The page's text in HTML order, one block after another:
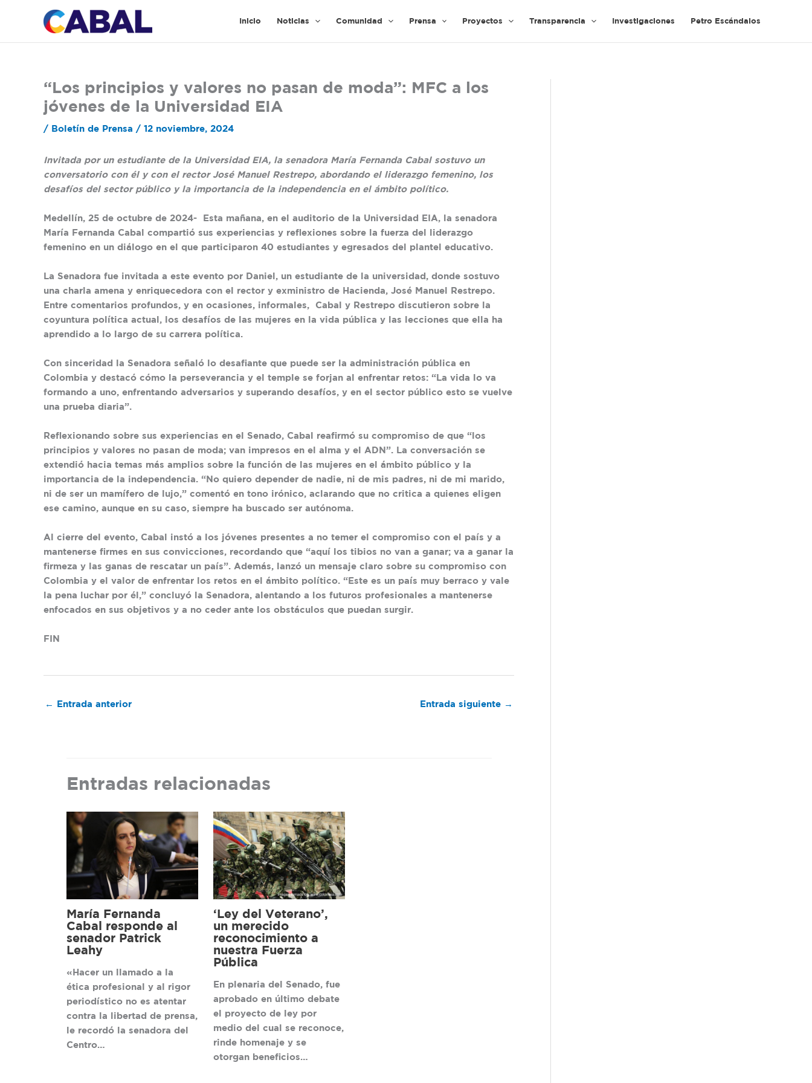
Inicio Noticias Comunidad Prensa Proyectos Transparencia Investigaciones Petro Escándalos
“Los principios y valores no pasan de moda”: MFC a los
jóvenes de la Universidad EIA
/ Boletín de Prensa / 12 noviembre, 2024
Invitada por un estudiante de la Universidad EIA, la senadora María Fernanda Cabal sostuvo un
conversatorio con él y con el rector José Manuel Restrepo, abordando el liderazgo femenino, los
desafíos del sector público y la importancia de la independencia en el ámbito político.
Medellín, 25 de octubre de 2024-
Esta mañana, en el auditorio de la Universidad EIA, la senadora
María Fernanda Cabal compartió sus experiencias y reflexiones sobre la fuerza del liderazgo
femenino en un diálogo en el que participaron 40 estudiantes y egresados del plantel educativo.
La Senadora fue invitada a este evento por Daniel, un estudiante de la universidad, donde sostuvo
una charla amena y enriquecedora con el rector y exministro de Hacienda, José Manuel Restrepo.
Entre comentarios profundos, y en ocasiones, informales, Cabal y Restrepo discutieron sobre la
coyuntura política actual, los desafíos de las mujeres en la vida pública y las lecciones que ella ha
aprendido a lo largo de su carrera política.
Con sinceridad la Senadora señaló lo desafiante que puede ser la administración pública en
Colombia y destacó cómo la perseverancia y el temple se forjan al enfrentar retos: “La vida lo va
formando a uno, enfrentando adversarios y superando desafíos, y en el sector público esto se vuelve
una prueba diaria”.
Reflexionando sobre sus experiencias en el Senado, Cabal reafirmó su compromiso de que “los
principios y valores no pasan de moda; van impresos en el alma y el ADN”. La conversación se
extendió hacia temas más amplios sobre la función de las mujeres en el ámbito público y la
importancia de la independencia. “No quiero depender de nadie, ni de mis padres, ni de mi marido,
ni de ser un mamífero de lujo,” comentó en tono irónico, aclarando que no critica a quienes eligen
ese camino, aunque en su caso, siempre ha buscado ser autónoma.
Al cierre del evento, Cabal instó a los jóvenes presentes a no temer el compromiso con el país y a
mantenerse firmes en sus convicciones, recordando que “aquí los tibios no van a ganar; va a ganar la
firmeza y las ganas de rescatar un país”. Además, lanzó un mensaje claro sobre su compromiso con
Colombia y el valor de enfrentar los retos en el ámbito político. “Este es un país muy berraco y vale
la pena luchar por él,” concluyó la Senadora, alentando a los futuros profesionales a mantenerse
enfocados en sus objetivos y a no ceder ante los obstáculos que puedan surgir.
FIN
← Entrada anterior Entrada siguiente →
Entradas relacionadas
María Fernanda
Cabal responde al
senador Patrick
Leahy
«Hacer un llamado a la
ética profesional y al rigor
periodístico no es atentar
contra la libertad de prensa,
le recordó la senadora del
Centro…
‘Ley del Veterano’,
un merecido
reconocimiento a
nuestra Fuerza
Pública
En plenaria del Senado, fue
aprobado en último debate
el proyecto de ley por
medio del cual se reconoce,
rinde homenaje y se
otorgan beneficios…